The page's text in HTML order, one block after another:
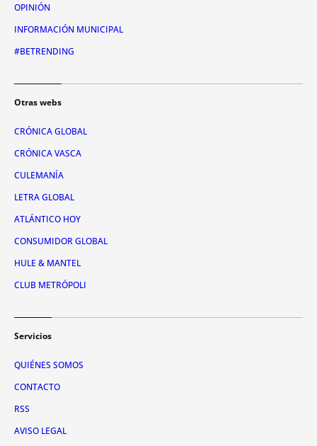
OPINIÓN
INFORMACIÓN MUNICIPAL
#BETRENDING
Otras webs
CRÓNICA GLOBAL
CRÓNICA VASCA
CULEMANÍA
LETRA GLOBAL
ATLÁNTICO HOY
CONSUMIDOR GLOBAL
HULE & MANTEL
CLUB METRÓPOLI
Servicios
QUIÉNES SOMOS
CONTACTO
RSS
AVISO LEGAL